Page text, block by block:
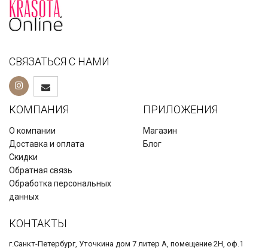
СВЯЗАТЬСЯ С НАМИ
КОМПАНИЯ
О компании
Доставка и оплата
Скидки
Обратная связь
Обработка персональных
данных
ПРИЛОЖЕНИЯ
Магазин
Блог
КОНТАКТЫ
г.Санкт-Петербург, Уточкина дом 7 литер А, помещение 2Н, оф.1